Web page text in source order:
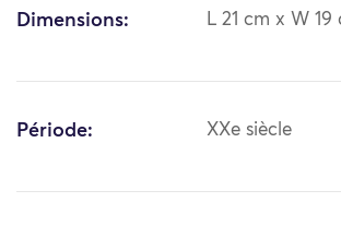
Dimensions: L 21 cm x W 19
Période: XXe siècle